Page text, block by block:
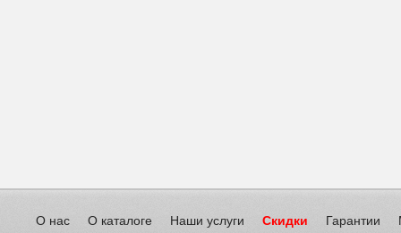
О нас О каталоге Наши услуги Скидки Гарантии